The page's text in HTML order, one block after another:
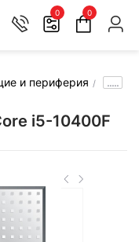
0 0
и периферия .....
i5-10400F